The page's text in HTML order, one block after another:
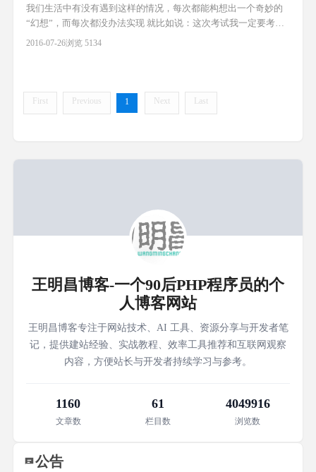
为明星的
我们生活中有没有遇到这样的情况，每次都能构想出一个奇妙的
“幻想”，而每次都没办法实现 就比如说：这次考试我一定要考第
一，而每次都是第二；我想这个项目一定会被我拿下，可到后
故事：从前有
2016-07-26浏览 5134
First Previous 1 Next Last
王明昌博客-一个90后PHP程序员的个
人博客网站
王明昌博客专注于网站技术、AI 工具、资源分享与开发者笔
记，提供建站经验、实战教程、效率工具推荐和互联网观察
内容，方便站长与开发者持续学习与参考。
1160
文章数
61
栏目数
4049916
浏览数
公告